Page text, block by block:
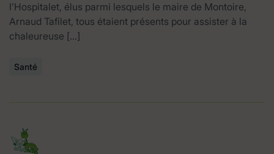
l’Hospitalet, élus parmi lesquels le maire de Montoire,
Arnaud Tafilet, tous étaient présents pour assister à la
chaleureuse […]
Santé